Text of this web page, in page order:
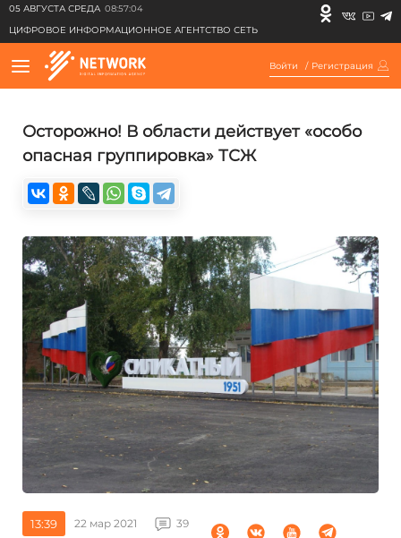
05 АВГУСТА СРЕДА 08:57:04
ЦИФРОВОЕ ИНФОРМАЦИОННОЕ АГЕНТСТВО СЕТЬ
Войти / Регистрация
Осторожно! В области действует «особо
опасная группировка» ТСЖ
13:39 22 мар 2021 39